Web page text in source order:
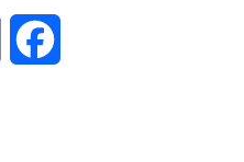
Email